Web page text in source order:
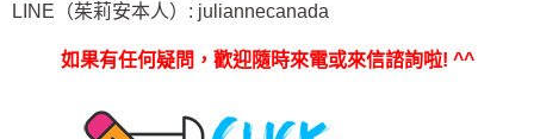
LINE（茱莉安本人）: juliannecanada
如果有任何疑問，歡迎隨時來電或來信諮詢啦! ^^